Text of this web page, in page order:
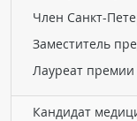
Член Санкт-
Заместитель
Лауреат
Кандидат